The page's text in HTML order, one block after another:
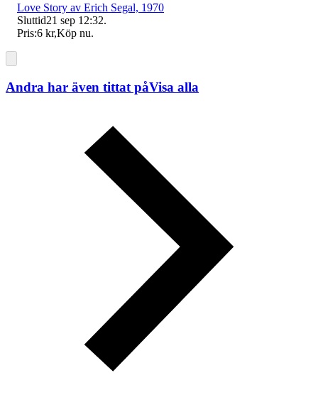
Love Story av Erich Segal, 1970
Sluttid21 sep 12:32.
Pris:6 kr,Köp nu.
Andra har även tittat påVisa alla